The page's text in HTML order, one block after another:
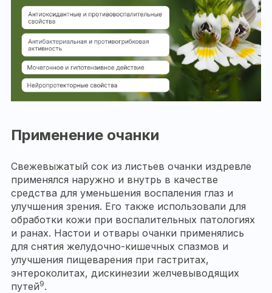
Применение очанки
Свежевыжатый сок из листьев очанки издревле
применялся наружно и внутрь в качестве
средства для уменьшения воспаления глаз и
улучшения зрения. Его также использовали для
обработки кожи при воспалительных патологиях
и ранах. Настои и отвары очанки применялись
для снятия желудочно-кишечных спазмов и
улучшения пищеварения при гастритах,
энтероколитах, дискинезии желчевыводящих
путей9.